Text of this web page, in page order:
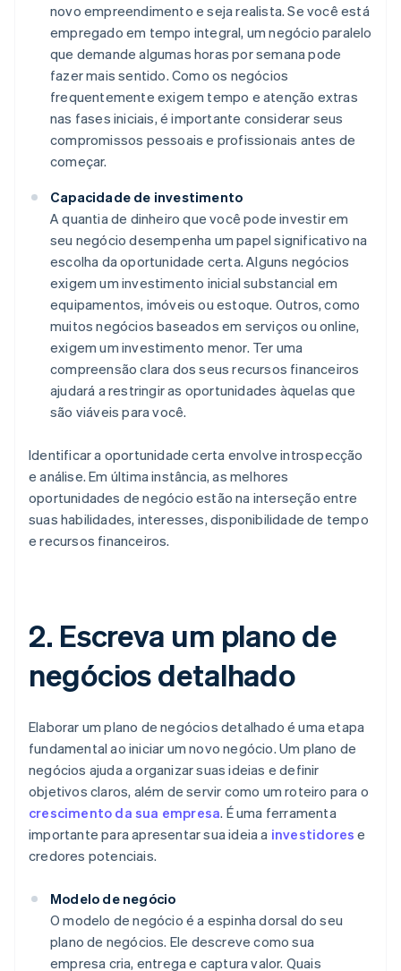
novo empreendimento e seja realista. Se você está
empregado em tempo integral, um negócio paralelo
que demande algumas horas por semana pode
fazer mais sentido. Como os negócios
frequentemente exigem tempo e atenção extras
nas fases iniciais, é importante considerar seus
compromissos pessoais e profissionais antes de
começar.
Capacidade de investimento
A quantia de dinheiro que você pode investir em
seu negócio desempenha um papel significativo na
escolha da oportunidade certa. Alguns negócios
exigem um investimento inicial substancial em
equipamentos, imóveis ou estoque. Outros, como
muitos negócios baseados em serviços ou online,
exigem um investimento menor. Ter uma
compreensão clara dos seus recursos financeiros
ajudará a restringir as oportunidades àquelas que
são viáveis para você.
Identificar a oportunidade certa envolve introspecção
e análise. Em última instância, as melhores
oportunidades de negócio estão na interseção entre
suas habilidades, interesses, disponibilidade de tempo
e recursos financeiros.
2. Escreva um plano de
negócios detalhado
Elaborar um plano de negócios detalhado é uma etapa
fundamental ao iniciar um novo negócio. Um plano de
negócios ajuda a organizar suas ideias e definir
objetivos claros, além de servir como um roteiro para o
crescimento da sua empresa. É uma ferramenta
importante para apresentar sua ideia a investidores e
credores potenciais.
Modelo de negócio
O modelo de negócio é a espinha dorsal do seu
plano de negócios. Ele descreve como sua
empresa cria, entrega e captura valor. Quais